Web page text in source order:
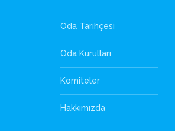
Oda Tarihçesi
Oda Kurulları
Komiteler
Hakkımızda